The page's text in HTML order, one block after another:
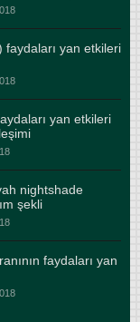
yan etkileri
yan etkileri
nightshade
şekli
faydaları yan